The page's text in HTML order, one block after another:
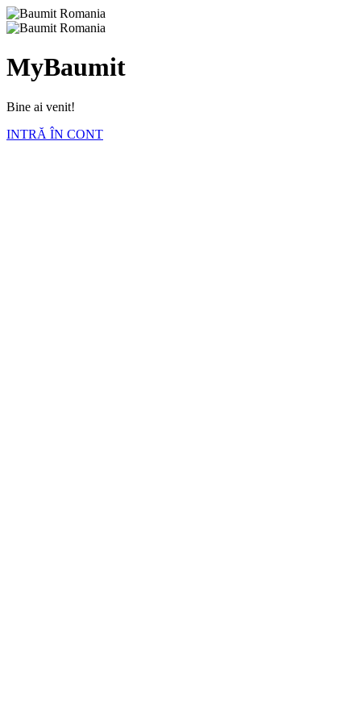
MyBaumit
Bine ai venit!
INTRĂ ÎN CONT